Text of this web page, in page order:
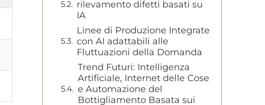
rilevamento difetti basati su
IA
Linee di Produzione Integrate
con AI adattabili alle
Fluttuazioni della Domanda
Trend Futuri: Intelligenza
Artificiale, Internet delle Cose
e Automazione del
Bottigliamento Basata sui